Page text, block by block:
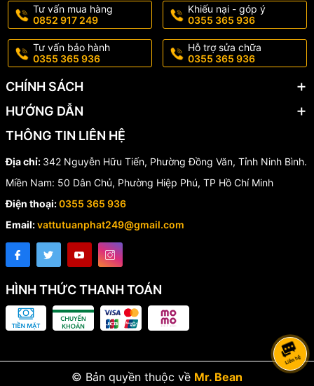
Sử dụng thép mạ kẽm, inox hoặc gang cầu.
Chống oxy hóa và tăng tuổi thọ.
5️⃣ Lớp Sơn Epoxy
Bảo vệ bề mặt khỏi ăn mòn.
Phù hợp môi trường ẩm ướt và ngoài trời.
⭐ Ưu Điểm Nổi Bật Của Tê
Gang FFF
✅ Không cần lắp thêm mặt bích
✅ Tiết kiệm chi phí thi công
✅ Độ kín cao, hạn chế rò rỉ
✅ Chịu áp lực PN10/PN16 ổn định
✅ Tương thích nhiều loại đường ống
✅ Chống ăn mòn và độ bền cao
Tê gang FFF được sử dụng rộng rãi trong:
Tư vấn mua hàng
0852 917 249
Khiếu nại - góp ý
0355 365 936
Tư vấn bảo hành
0355 365 936
Hỗ trợ sửa chữa
0355 365 936
CHÍNH SÁCH
HƯỚNG DẪN
THÔNG TIN LIÊN HỆ
Địa chỉ: 342 Nguyễn Hữu Tiến, Phường Đồng Văn, Tỉnh Ninh Bình.
Miền Nam: 50 Dân Chủ, Phường Hiệp Phú, TP Hồ Chí Minh
Điện thoại:0355 365 936
Email:vattutuanphat249@gmail.com
HÌNH THỨC THANH TOÁN
© Bản quyền thuộc về Mr. Bean